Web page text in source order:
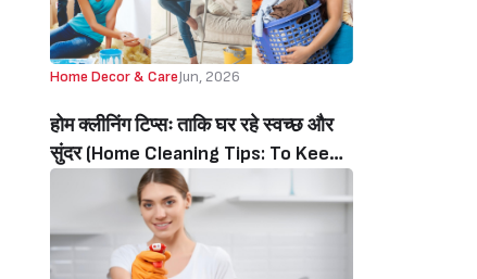
Home Decor & CareJun, 2026
होम क्लीनिंग टिप्सः ताकि घर रहे स्वच्छ और
सुंदर (Home Cleaning Tips: To Keep
Home Clean And Beautiful)